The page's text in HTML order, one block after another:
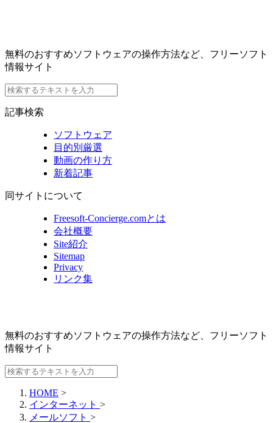
無料のおすすめソフトウェアの操作方法など、フリーソフト
情報サイト
記事検索
ソフトウェア
目的別厳選
動画の作り方
新着記事
同サイトについて
Freesoft-Concierge.comとは
会社概要
Site紹介
Sitemap
Privacy
リンク集
無料のおすすめソフトウェアの操作方法など、 フリーソフト
情報サイト
HOME >
インターネット >
メールソフト >